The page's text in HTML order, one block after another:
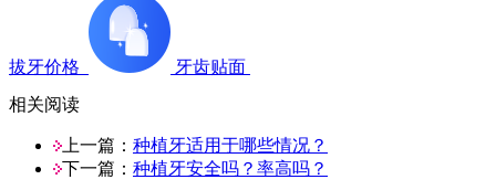
拔牙价格
牙齿贴面
相关阅读
上一篇： 种植牙适用于哪些情况？
下一篇： 种植牙安全吗？率高吗？